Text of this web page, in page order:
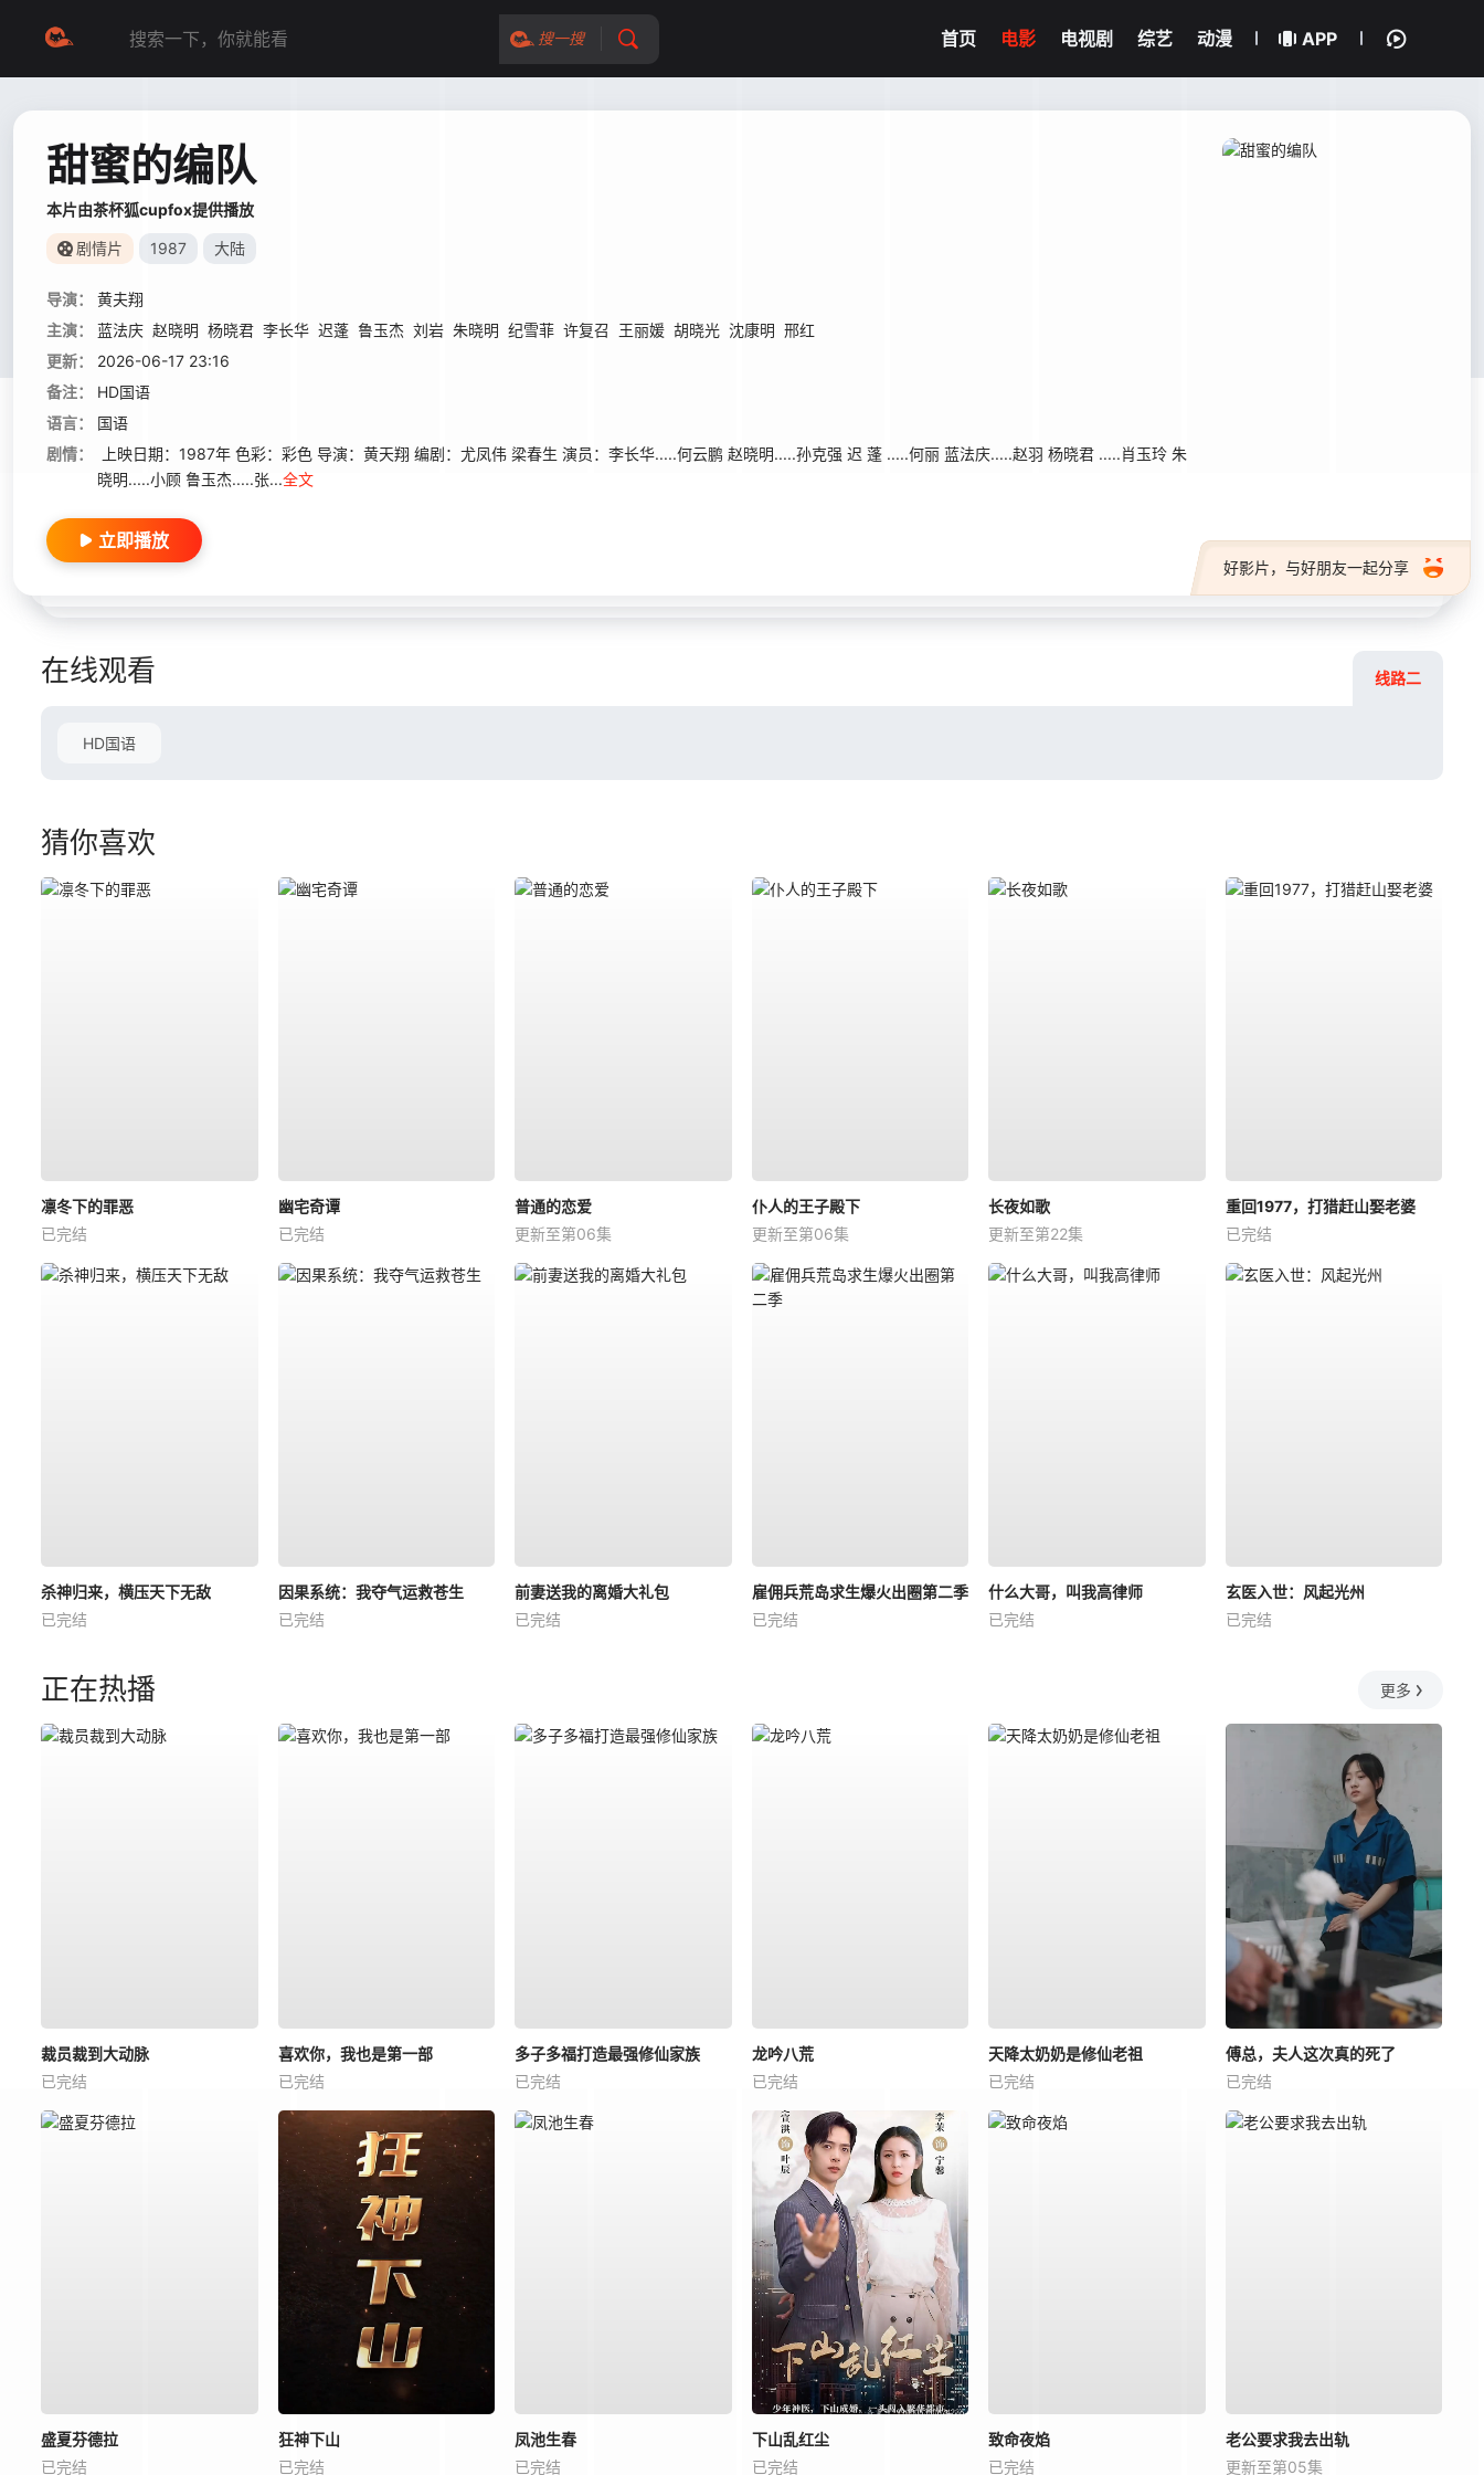
搜一搜 首页 电影 电视剧 综艺 动漫 APP
甜蜜的编队
本片由茶杯狐cupfox提供播放
剧情片 1987 大陆
导演：
黄夫翔
主演：
蓝法庆 赵晓明 杨晓君 李长华 迟蓬 鲁玉杰 刘岩 朱晓明 纪雪菲 许复召 王丽媛 胡晓光 沈康明 邢红
更新：
2026-06-17 23:16
备注：
HD国语
语言：
国语
剧情：
上映日期：1987年 色彩：彩色 导演：黄天翔 编剧：尤凤伟 梁春生 演员：李长华.....何云鹏 赵晓明.....孙克强 迟 蓬 .....何丽 蓝法庆.....赵羽 杨晓君 .....肖玉玲 朱
晓明.....小顾 鲁玉杰.....张...全文
好影片，与好朋友一起分享
立即播放
在线观看 线路二
HD国语
猜你喜欢
凛冬下的罪恶
已完结
幽宅奇谭
已完结
普通的恋爱
更新至第06集
仆人的王子殿下
更新至第06集
长夜如歌
更新至第22集
重回1977，打猎赶山娶老婆
已完结
杀神归来，横压天下无敌
已完结
因果系统：我夺气运救苍生
已完结
前妻送我的离婚大礼包
已完结
雇佣兵荒岛求生爆火出圈第二季
已完结
什么大哥，叫我高律师
已完结
玄医入世：风起光州
已完结
正在热播 更多
裁员裁到大动脉
已完结
喜欢你，我也是第一部
已完结
多子多福打造最强修仙家族
已完结
龙吟八荒
已完结
天降太奶奶是修仙老祖
已完结
傅总，夫人这次真的死了
已完结
盛夏芬德拉
已完结
狂神下山
已完结
凤池生春
已完结
下山乱红尘
已完结
致命夜焰
已完结
老公要求我去出轨
更新至第05集